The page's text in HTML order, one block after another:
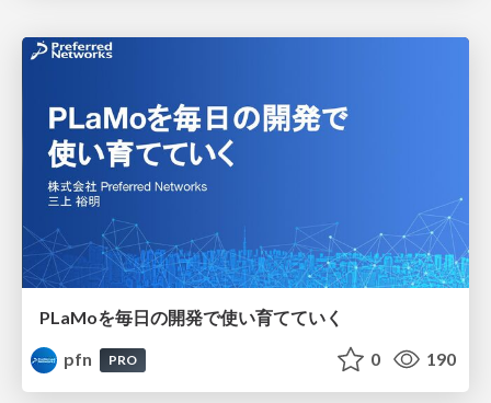
PLaMoを毎日の開発で使い育てていく
pfn
PRO 0 190